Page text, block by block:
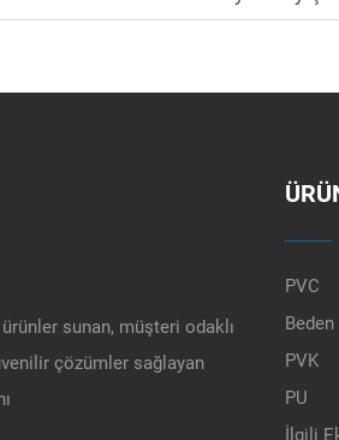
sunan, müşteri odaklı
çözümler sağlayan
PVC
PVK
PU
İlgili